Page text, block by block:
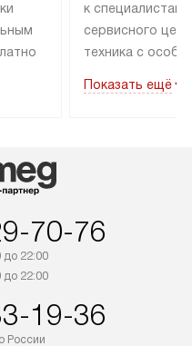
к специалистам
сервисного
техника с
коммуникациям.
подключения к
определяется в
Показать ещё
70-76
22:00
22:00
19-36
России